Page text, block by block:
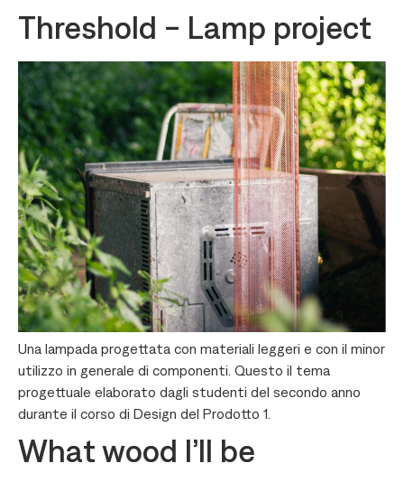
Threshold - Lamp project
Una lampada progettata con materiali leggeri e con il minor
utilizzo in generale di componenti. Questo il tema
progettuale elaborato dagli studenti del secondo anno
durante il corso di Design del Prodotto 1.
What wood I’ll be